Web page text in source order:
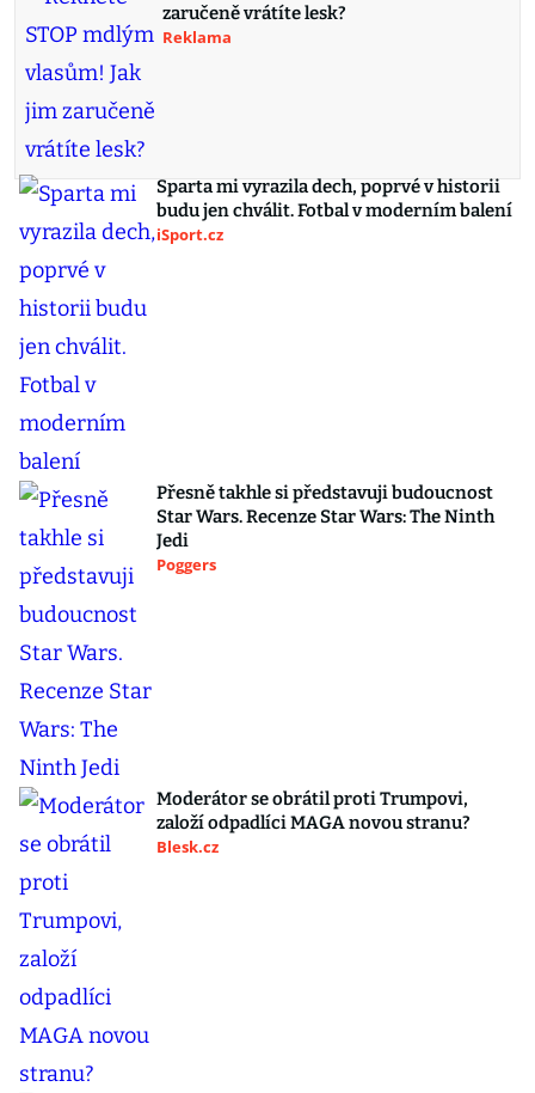
zaručeně vrátíte lesk?
Reklama
Sparta mi vyrazila dech, poprvé v historii
budu jen chválit. Fotbal v moderním balení
iSport.cz
Přesně takhle si představuji budoucnost
Star Wars. Recenze Star Wars: The Ninth
Jedi
Poggers
Moderátor se obrátil proti Trumpovi,
založí odpadlíci MAGA novou stranu?
Blesk.cz